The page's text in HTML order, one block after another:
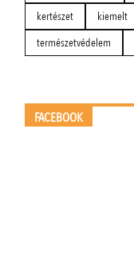
kertészet
kiemelt
természetvédelem
FACEBOOK